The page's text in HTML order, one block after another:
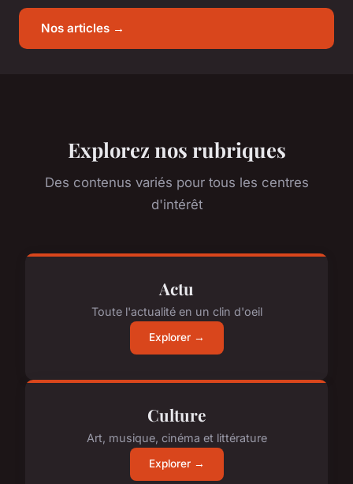
Nos articles →
Explorez nos rubriques
Des contenus variés pour tous les centres
d'intérêt
Actu
Toute l'actualité en un clin d'oeil
Explorer →
Culture
Art, musique, cinéma et littérature
Explorer →